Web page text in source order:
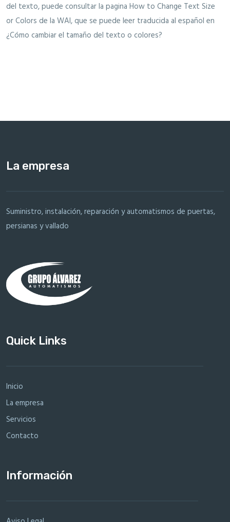
del texto, puede consultar la pagina How to Change Text Size
or Colors de la WAI, que se puede leer traducida al español en
¿Cómo cambiar el tamaño del texto o colores?
La empresa
Suministro, instalación, reparación y automatismos de puertas,
persianas y vallado
Quick Links
Inicio
La empresa
Servicios
Contacto
Información